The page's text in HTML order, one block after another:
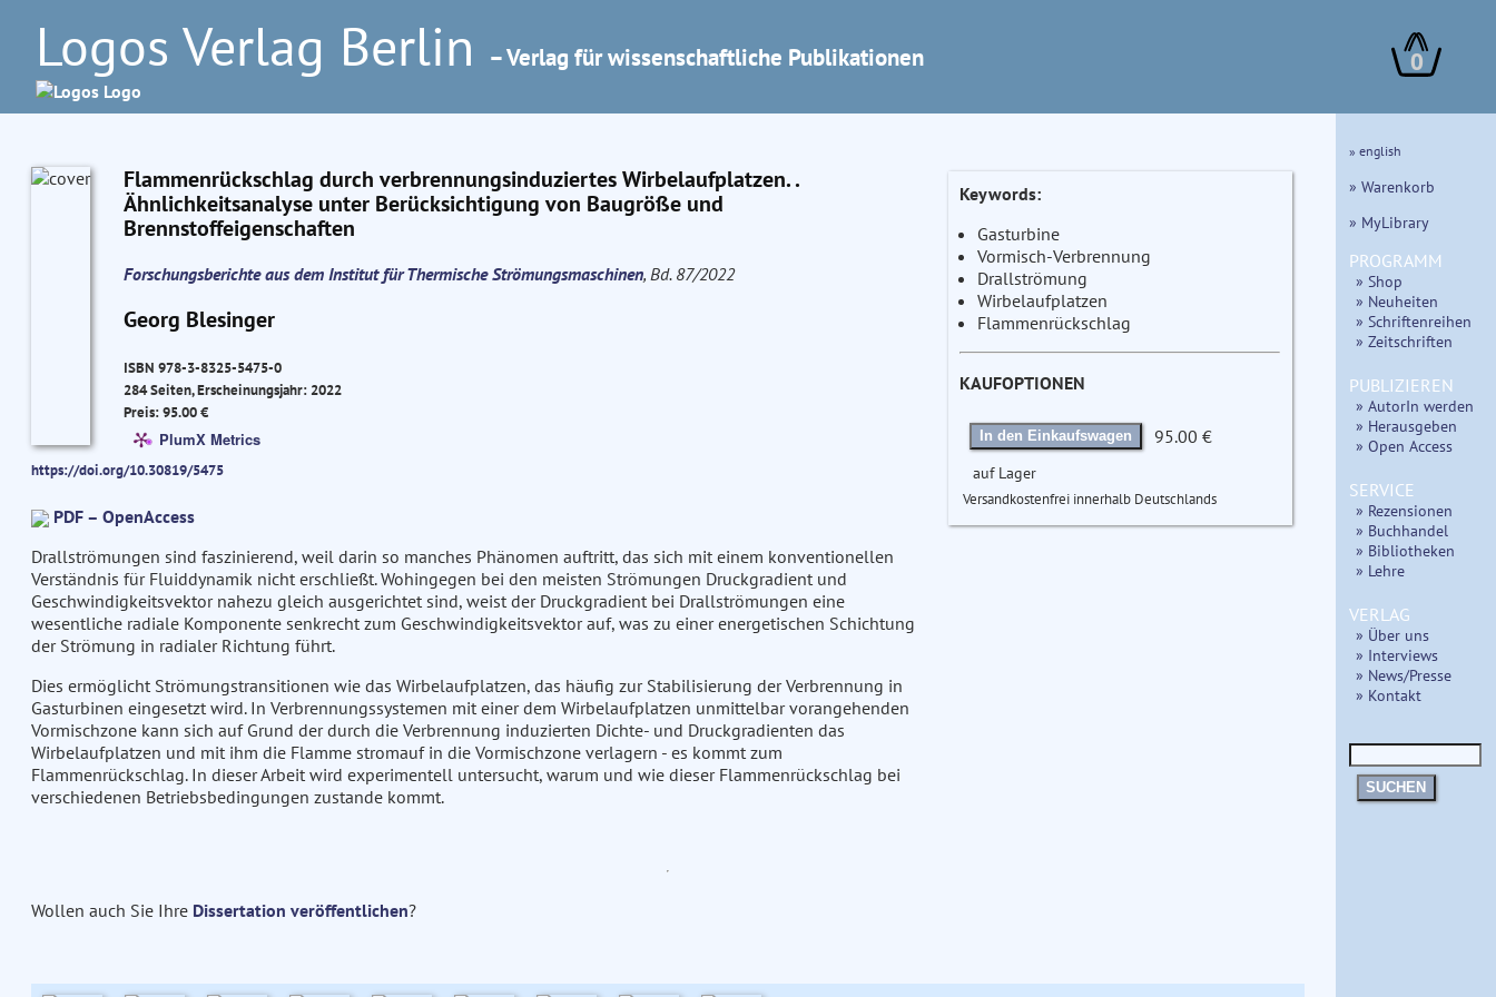
Logos Verlag Berlin – Verlag für wissenschaftliche Publikationen 0
Flammenrückschlag durch verbrennungsinduziertes Wirbelaufplatzen. .
Ähnlichkeitsanalyse unter Berücksichtigung von Baugröße und
Brennstoffeigenschaften
Forschungsberichte aus dem Institut für Thermische Strömungsmaschinen, Bd. 87/2022
Georg Blesinger
ISBN 978-3-8325-5475-0
284 Seiten, Erscheinungsjahr: 2022
Preis: 95.00 €
PlumX Metrics
https://doi.org/10.30819/5475
PDF – OpenAccess
Drallströmungen sind faszinierend, weil darin so manches Phänomen auftritt, das sich mit einem konventionellen
Verständnis für Fluiddynamik nicht erschließt. Wohingegen bei den meisten Strömungen Druckgradient und
Geschwindigkeitsvektor nahezu gleich ausgerichtet sind, weist der Druckgradient bei Drallströmungen eine
wesentliche radiale Komponente senkrecht zum Geschwindigkeitsvektor auf, was zu einer energetischen Schichtung
der Strömung in radialer Richtung führt.
Dies ermöglicht Strömungstransitionen wie das Wirbelaufplatzen, das häufig zur Stabilisierung der Verbrennung in
Gasturbinen eingesetzt wird. In Verbrennungssystemen mit einer dem Wirbelaufplatzen unmittelbar vorangehenden
Vormischzone kann sich auf Grund der durch die Verbrennung induzierten Dichte- und Druckgradienten das
Wirbelaufplatzen und mit ihm die Flamme stromauf in die Vormischzone verlagern - es kommt zum
Flammenrückschlag. In dieser Arbeit wird experimentell untersucht, warum und wie dieser Flammenrückschlag bei
verschiedenen Betriebsbedingungen zustande kommt.
Keywords:
Gasturbine
Vormisch-Verbrennung
Drallströmung
Wirbelaufplatzen
Flammenrückschlag
KAUFOPTIONEN
In den Einkaufswagen 95.00 €
auf Lager
Versandkostenfrei innerhalb Deutschlands
Wollen auch Sie Ihre Dissertation veröffentlichen?
» english
» Warenkorb
» MyLibrary
PROGRAMM
» Shop
» Neuheiten
» Schriftenreihen
» Zeitschriften
PUBLIZIEREN
» AutorIn werden
» Herausgeben
» Open Access
SERVICE
» Rezensionen
» Buchhandel
» Bibliotheken
» Lehre
VERLAG
» Über uns
» Interviews
» News/Presse
» Kontakt
SUCHEN